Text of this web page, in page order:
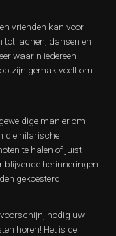
vrienden kan voor
tot lachen, dansen en
waarin iedereen
zijn gemak voelt om
manier om
die hilarische
te halen of juist
herinneringen
gekoesterd.
nodig uw
horen! Het is de